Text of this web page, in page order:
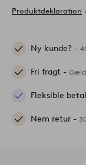
Produktdeklaration
Ny kunde? -
Fri fragt -
Fleksible
Nem retur -